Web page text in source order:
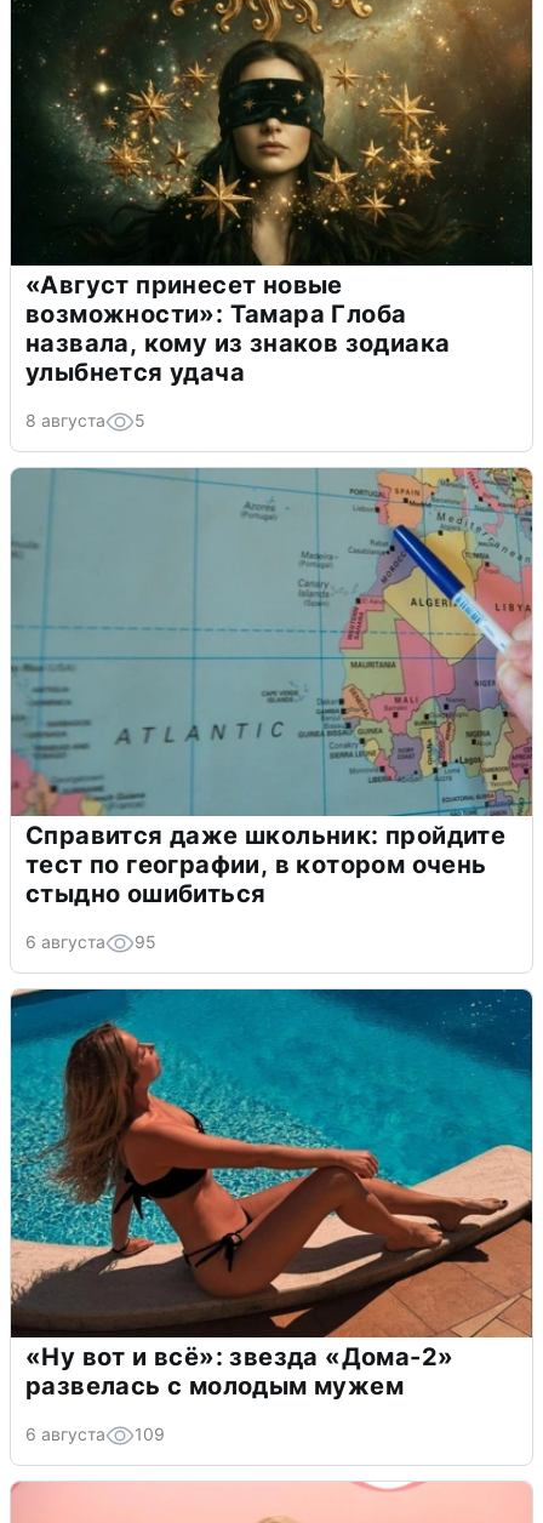
«Август принесет новые
возможности»: Тамара Глоба
назвала, кому из знаков зодиака
улыбнется удача
8 августа 5
Справится даже школьник: пройдите
тест по географии, в котором очень
стыдно ошибиться
6 августа 95
«Ну вот и всё»: звезда «Дома-2»
развелась с молодым мужем
6 августа 109